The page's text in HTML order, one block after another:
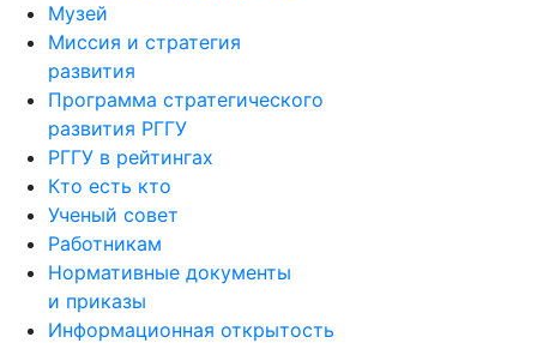
Музей
Миссия и стратегия
развития
Программа стратегического
развития РГГУ
РГГУ в рейтингах
Кто есть кто
Ученый совет
Работникам
Нормативные документы
и приказы
Информационная открытость